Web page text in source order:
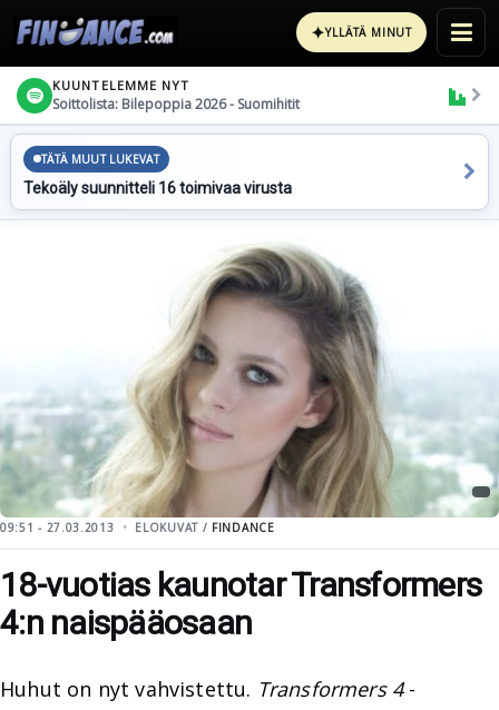
✦YLLÄTÄ MINUT
KUUNTELEMME NYT
Soittolista: Bilepoppia 2026 - Suomihitit
TÄTÄ MUUT LUKEVAT
Tekoäly suunnitteli 16 toimivaa virusta
09:51 - 27.03.2013 ELOKUVAT / FINDANCE
18-vuotias kaunotar Transformers
4:n naispääosaan
Huhut on nyt vahvistettu. Transformers 4-